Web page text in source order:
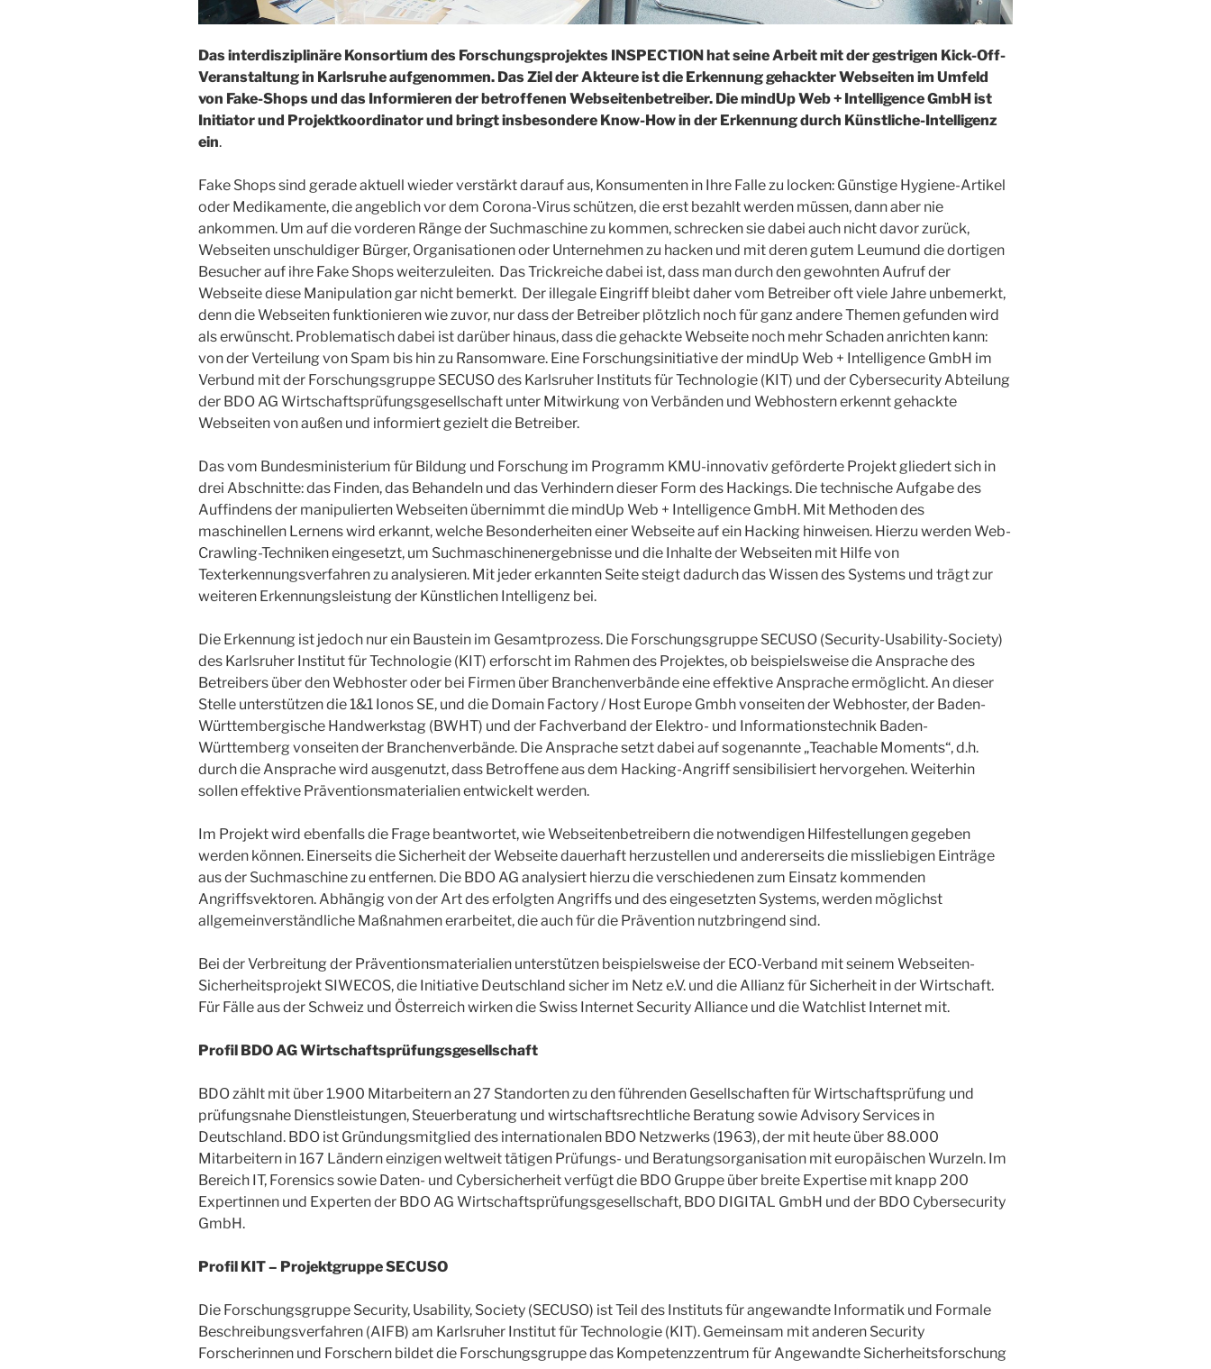
Das interdisziplinäre Konsortium des Forschungsprojektes INSPECTION hat seine Arbeit mit der gestrigen Kick-Off-
Veranstaltung in Karlsruhe aufgenommen. Das Ziel der Akteure ist die Erkennung gehackter Webseiten im Umfeld
von Fake-Shops und das Informieren der betroffenen Webseitenbetreiber. Die mindUp Web + Intelligence GmbH ist
Initiator und Projektkoordinator und bringt insbesondere Know-How in der Erkennung durch Künstliche-Intelligenz
ein.
Fake Shops sind gerade aktuell wieder verstärkt darauf aus, Konsumenten in Ihre Falle zu locken: Günstige Hygiene-Artikel
oder Medikamente, die angeblich vor dem Corona-Virus schützen, die erst bezahlt werden müssen, dann aber nie
ankommen. Um auf die vorderen Ränge der Suchmaschine zu kommen, schrecken sie dabei auch nicht davor zurück,
Webseiten unschuldiger Bürger, Organisationen oder Unternehmen zu hacken und mit deren gutem Leumund die dortigen
Besucher auf ihre Fake Shops weiterzuleiten. Das Trickreiche dabei ist, dass man durch den gewohnten Aufruf der
Webseite diese Manipulation gar nicht bemerkt. Der illegale Eingriff bleibt daher vom Betreiber oft viele Jahre unbemerkt,
denn die Webseiten funktionieren wie zuvor, nur dass der Betreiber plötzlich noch für ganz andere Themen gefunden wird
als erwünscht. Problematisch dabei ist darüber hinaus, dass die gehackte Webseite noch mehr Schaden anrichten kann:
von der Verteilung von Spam bis hin zu Ransomware. Eine Forschungsinitiative der mindUp Web + Intelligence GmbH im
Verbund mit der Forschungsgruppe SECUSO des Karlsruher Instituts für Technologie (KIT) und der Cybersecurity Abteilung
der BDO AG Wirtschaftsprüfungsgesellschaft unter Mitwirkung von Verbänden und Webhostern erkennt gehackte
Webseiten von außen und informiert gezielt die Betreiber.
Das vom Bundesministerium für Bildung und Forschung im Programm KMU-innovativ geförderte Projekt gliedert sich in
drei Abschnitte: das Finden, das Behandeln und das Verhindern dieser Form des Hackings. Die technische Aufgabe des
Auffindens der manipulierten Webseiten übernimmt die mindUp Web + Intelligence GmbH. Mit Methoden des
maschinellen Lernens wird erkannt, welche Besonderheiten einer Webseite auf ein Hacking hinweisen. Hierzu werden Web-
Crawling-Techniken eingesetzt, um Suchmaschinenergebnisse und die Inhalte der Webseiten mit Hilfe von
Texterkennungsverfahren zu analysieren. Mit jeder erkannten Seite steigt dadurch das Wissen des Systems und trägt zur
weiteren Erkennungsleistung der Künstlichen Intelligenz bei.
Die Erkennung ist jedoch nur ein Baustein im Gesamtprozess. Die Forschungsgruppe SECUSO (Security-Usability-Society)
des Karlsruher Institut für Technologie (KIT) erforscht im Rahmen des Projektes, ob beispielsweise die Ansprache des
Betreibers über den Webhoster oder bei Firmen über Branchenverbände eine effektive Ansprache ermöglicht. An dieser
Stelle unterstützen die 1&1 Ionos SE, und die Domain Factory / Host Europe Gmbh vonseiten der Webhoster, der Baden-
Württembergische Handwerkstag (BWHT) und der Fachverband der Elektro- und Informationstechnik Baden-
Württemberg vonseiten der Branchenverbände. Die Ansprache setzt dabei auf sogenannte „Teachable Moments“, d.h.
durch die Ansprache wird ausgenutzt, dass Betroffene aus dem Hacking-Angriff sensibilisiert hervorgehen. Weiterhin
sollen effektive Präventionsmaterialien entwickelt werden.
Im Projekt wird ebenfalls die Frage beantwortet, wie Webseitenbetreibern die notwendigen Hilfestellungen gegeben
werden können. Einerseits die Sicherheit der Webseite dauerhaft herzustellen und andererseits die missliebigen Einträge
aus der Suchmaschine zu entfernen. Die BDO AG analysiert hierzu die verschiedenen zum Einsatz kommenden
Angriffsvektoren. Abhängig von der Art des erfolgten Angriffs und des eingesetzten Systems, werden möglichst
allgemeinverständliche Maßnahmen erarbeitet, die auch für die Prävention nutzbringend sind.
Bei der Verbreitung der Präventionsmaterialien unterstützen beispielsweise der ECO-Verband mit seinem Webseiten-
Sicherheitsprojekt SIWECOS, die Initiative Deutschland sicher im Netz e.V. und die Allianz für Sicherheit in der Wirtschaft.
Für Fälle aus der Schweiz und Österreich wirken die Swiss Internet Security Alliance und die Watchlist Internet mit.
Profil BDO AG Wirtschaftsprüfungsgesellschaft
BDO zählt mit über 1.900 Mitarbeitern an 27 Standorten zu den führenden Gesellschaften für Wirtschaftsprüfung und
prüfungsnahe Dienstleistungen, Steuerberatung und wirtschaftsrechtliche Beratung sowie Advisory Services in
Deutschland. BDO ist Gründungsmitglied des internationalen BDO Netzwerks (1963), der mit heute über 88.000
Mitarbeitern in 167 Ländern einzigen weltweit tätigen Prüfungs- und Beratungsorganisation mit europäischen Wurzeln. Im
Bereich IT, Forensics sowie Daten- und Cybersicherheit verfügt die BDO Gruppe über breite Expertise mit knapp 200
Expertinnen und Experten der BDO AG Wirtschaftsprüfungsgesellschaft, BDO DIGITAL GmbH und der BDO Cybersecurity
GmbH.
Profil KIT – Projektgruppe SECUSO
Die Forschungsgruppe Security, Usability, Society (SECUSO) ist Teil des Instituts für angewandte Informatik und Formale
Beschreibungsverfahren (AIFB) am Karlsruher Institut für Technologie (KIT). Gemeinsam mit anderen Security
Forscherinnen und Forschern bildet die Forschungsgruppe das Kompetenzzentrum für Angewandte Sicherheitsforschung